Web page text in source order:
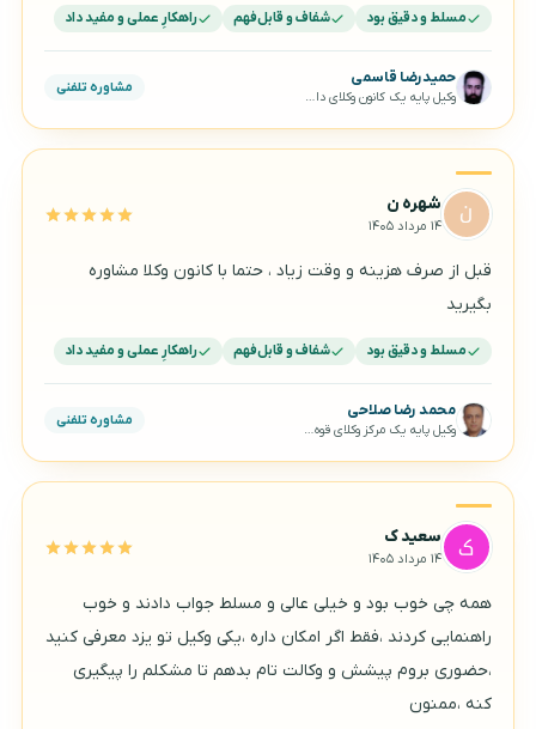
مسلط و دقیق بود شفاف و قابل‌فهم راهکارِ عملی و مفید داد
حمیدرضا قاسمی
وکیل پایه یک کانون وکلای دادگستری
مشاوره تلفنی
شهره ن
۱۴ مرداد ۱۴۰۵
قبل از صرف هزینه و وقت زیاد ، حتما با کانون وکلا مشاوره
بگیرید
مسلط و دقیق بود شفاف و قابل‌فهم راهکارِ عملی و مفید داد
محمد رضا صلاحی
وکیل پایه یک مرکز وکلای قوه‌قضاییه
مشاوره تلفنی
سعید ک
۱۴ مرداد ۱۴۰۵
همه چی خوب بود و خیلی عالی و مسلط جواب دادند و خوب
راهنمایی کردند ،فقط اگر امکان داره ،یکی وکیل تو یزد معرفی کنید
،حضوری بروم پیشش و وکالت تام بدهم تا مشکلم را پیگیری
کنه ،ممنون